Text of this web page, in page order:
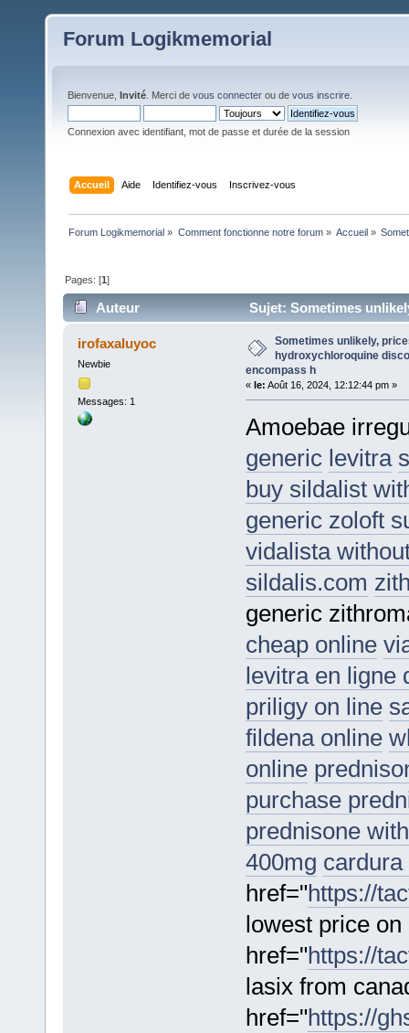
Forum Logikmemorial
Bienvenue, Invité . Merci de vous connecter ou de vous inscrire
Connexion avec identifiant, mot de passe et durée de la session
Accueil Aide Identifiez-vous Inscrivez-vous
Forum Logikmemorial » Comment fonctionne notre forum» Accueil»
Pages: [1]
Auteur
Sujet: Sometimes
h (Lu 448 fois)
irofaxaluyoc
Newbie
Messages: 1
Sometimes unlikely,
hydroxychloroquine
encompass h
« le: Août 16, 2024, 12:12:44 pm »
Amoebae
generic levitra
buy sildalist
generic zoloft
vidalista
sildalis.com
generic
cheap online
levitra en ligne
priligy on line
fildena online
online
purchase
prednisone
400mg
href="https://
lowest price
href="https://
lasix from
href="https://